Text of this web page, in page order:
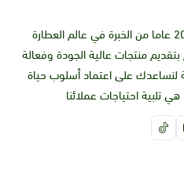
جوزة الطيب تجمع بين أكثر من 20 عاما من الخبرة في عالم العطارة
منتجات عالية الجودة وفعالة
لنساعدك على اعتماد أسلوب حياة
هي تلبية احتياجات عملائنا